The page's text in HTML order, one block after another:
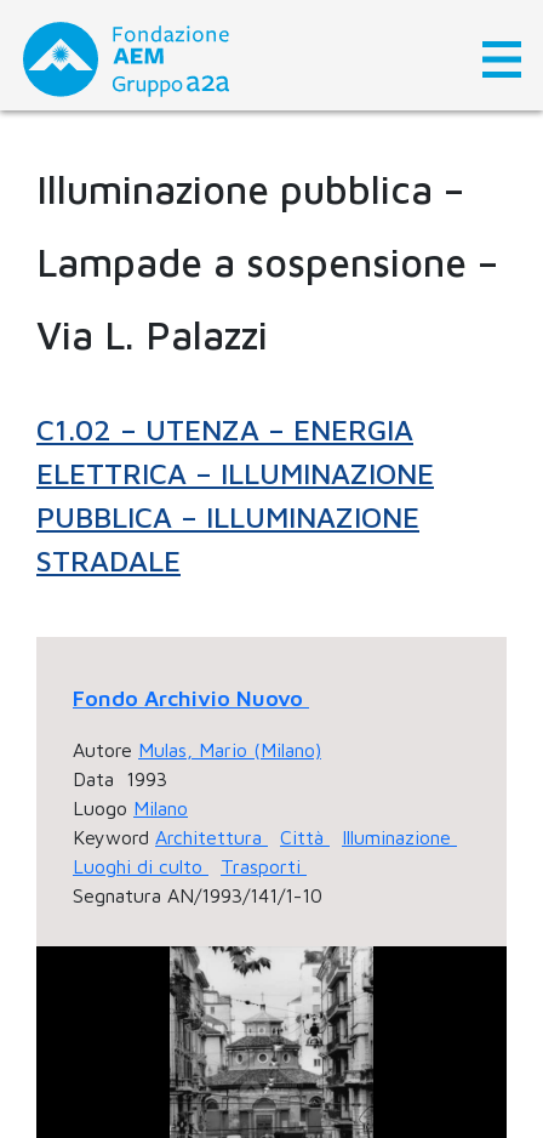
content
Illuminazione pubblica –
Lampade a sospensione –
Via L. Palazzi
C1.02 – UTENZA – ENERGIA
ELETTRICA – ILLUMINAZIONE
PUBBLICA – ILLUMINAZIONE
STRADALE
Fondo Archivio Nuovo
Autore Mulas, Mario (Milano)
Data 1993
Luogo Milano
Keyword Architettura Città
Illuminazione
Luoghi di culto
Trasporti
Segnatura AN/1993/141/1-10